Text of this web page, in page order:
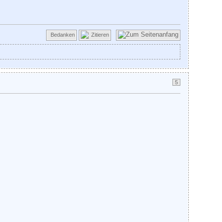
Zitieren
Bedanken
5